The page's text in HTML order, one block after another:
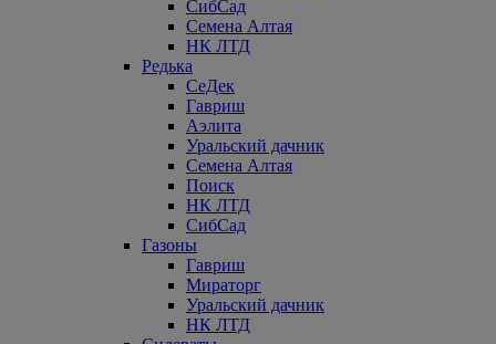
СибСад
Семена Алтая
НК ЛТД
Редька
СеДек
Гавриш
Аэлита
Уральский дачник
Семена Алтая
Поиск
НК ЛТД
СибСад
Газоны
Гавриш
Мираторг
Уральский дачник
НК ЛТД